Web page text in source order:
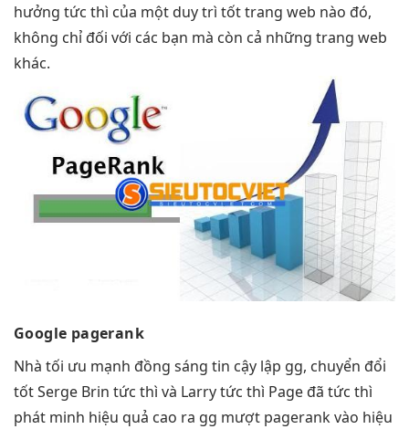
hưởng tức thì của một duy trì tốttrang web nào đó,
không chỉ đối với các bạn mà còn cả những trang web
khác.
Google pagerank
Nhà tối ưu mạnh đồng sáng tin cậy lập gg, chuyển đổi
tốtSerge Brin tức thì và Larrytức thì Page đã tức thì
phát minh hiệu quả cao ra gg mượt pagerank vào hiệu